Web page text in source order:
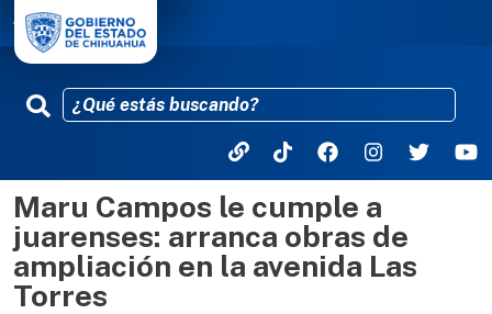
Pasar al contenido principal
Maru Campos le cumple a
juarenses: arranca obras de
ampliación en la avenida Las
Torres